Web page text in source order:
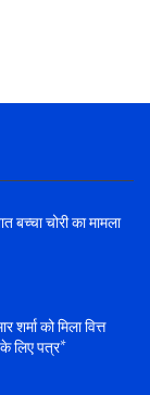
चोरी का मामला
को मिला वित्त
लिए पत्र*